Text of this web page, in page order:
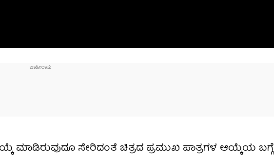
ಮಾಡಿರುವುದೂ ಸೇರಿದಂತೆ ಚಿತ್ರದ ಪ್ರಮುಖ ಪಾತ್ರಗಳ ಆಯ್ಕೆಯ ಬಗ್ಗೆ